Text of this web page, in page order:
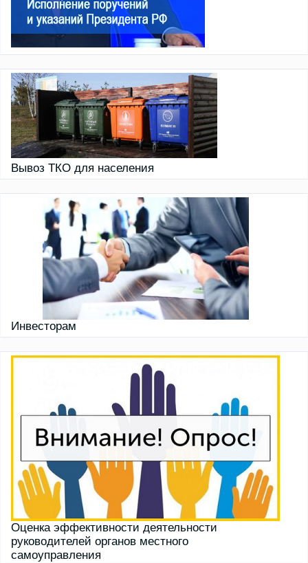
Вывоз ТКО для населения
Инвесторам
Оценка эффективности деятельности
руководителей органов местного
самоуправления